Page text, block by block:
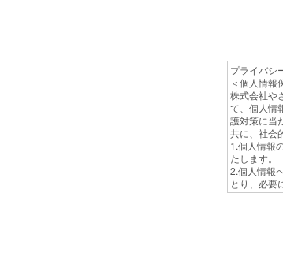
プライバシ
＜個人情報
株式会社や
て、個人情
護対策に当
共に、社会
1.個人情報
たします。
2.個人情報
とり、必要
3.個人情報
5.問い合